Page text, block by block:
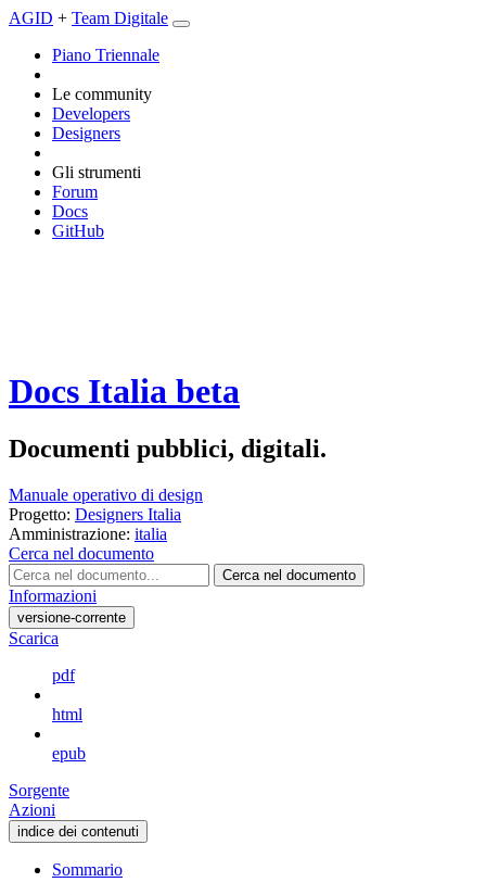
AGID + Team Digitale
Piano Triennale
Le community
Developers
Designers
Gli strumenti
Forum
Docs
GitHub
Docs Italia beta
Documenti pubblici, digitali.
Manuale operativo di design
Progetto: Designers Italia
Amministrazione: italia
Cerca nel documento
Cerca nel documento
Informazioni
versione-corrente
Scarica
pdf
html
epub
Sorgente
Azioni
indice dei contenuti
Sommario